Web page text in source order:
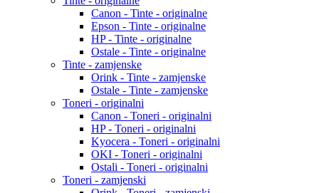
Canon - Tinte - originalne
Epson - Tinte - originalne
HP - Tinte - originalne
Ostale - Tinte - originalne
Tinte - zamjenske
Orink - Tinte - zamjenske
Ostale - Tinte - zamjenske
Toneri - originalni
Canon - Toneri - originalni
HP - Toneri - originalni
Kyocera - Toneri - originalni
OKI - Toneri - originalni
Ostali - Toneri - originalni
Toneri - zamjenski